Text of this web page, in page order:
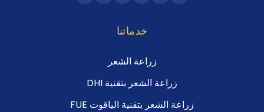
خدماتنا
زراعة الشعر
زراعة الشعر بتقنية DHI
زراعة الشعر بتقنية الياقوت FUE